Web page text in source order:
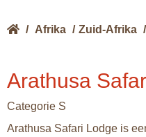
/ Afrika / Zuid-Afrika /
Arathusa
Categorie S
Arathusa Safari Lodge is